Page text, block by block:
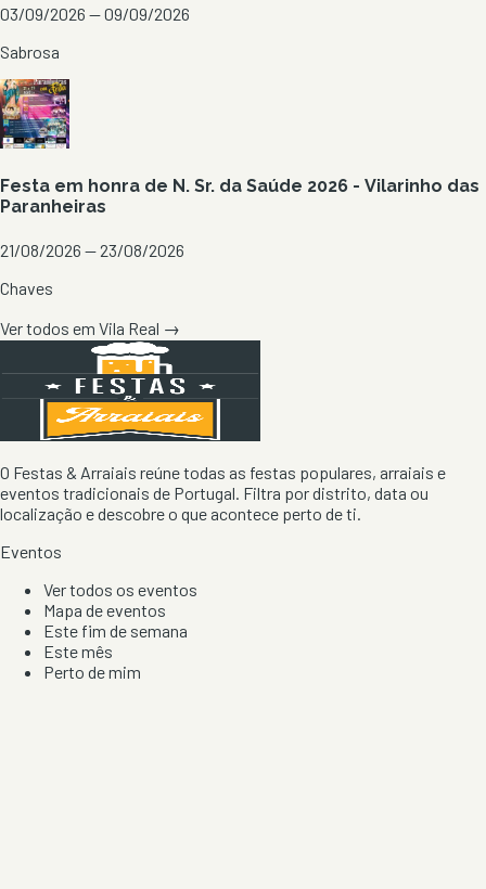
03/09/2026 — 09/09/2026
Sabrosa
Festa em honra de N. Sr. da Saúde 2026 - Vilarinho das
Paranheiras
21/08/2026 — 23/08/2026
Chaves
Ver todos em Vila Real →
O Festas & Arraiais reúne todas as festas populares, arraiais e
eventos tradicionais de Portugal. Filtra por distrito, data ou
localização e descobre o que acontece perto de ti.
Eventos
Ver todos os eventos
Mapa de eventos
Este fim de semana
Este mês
Perto de mim